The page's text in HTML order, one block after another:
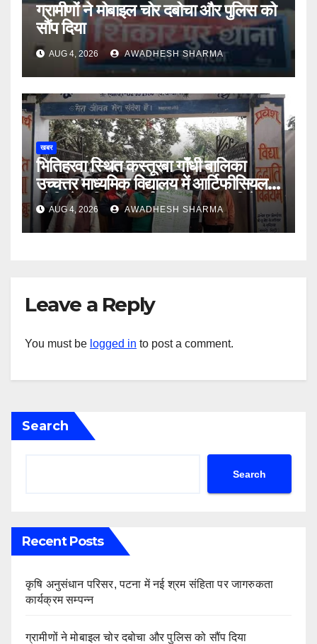
ग्रामीणों ने मोबाइल चोर दबोचा और पुलिस को
सौंप दिया
AUG 4, 2026 AWADHESH SHARMA
खबर
भितिहरवा स्थित कस्तूरबा गाँधी बालिका
उच्चत्तर माध्यमिक विद्यालय में आर्टिफीसियल
इंटेलिजेंस शिक्षण कार्य शीघ्र प्रारंभ : दिनेश
यादव
AUG 4, 2026 AWADHESH SHARMA
Leave a Reply
You must be logged in to post a comment.
Search
Search
Recent Posts
कृषि अनुसंधान परिसर, पटना में नई श्रम संहिता पर जागरुकता
कार्यक्रम सम्पन्न
ग्रामीणों ने मोबाइल चोर दबोचा और पुलिस को सौंप दिया